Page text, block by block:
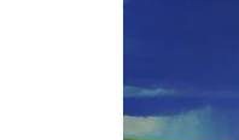
Pescarilor